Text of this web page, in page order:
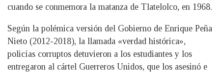
cuando se conmemora la matanza de Tlatelolco, en 1968.
Según la polémica versión del Gobierno de Enrique Peña
Nieto (2012-2018), la llamada «verdad histórica»,
policías corruptos detuvieron a los estudiantes y los
entregaron al cártel Guerreros Unidos, que los asesinó e